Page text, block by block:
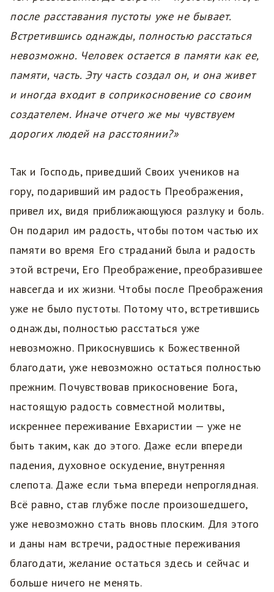
после расставания пустоты уже не бывает.
Встретившись однажды, полностью расстаться
невозможно. Человек остается в памяти как ее,
памяти, часть. Эту часть создал он, и она живет
и иногда входит в соприкосновение со своим
создателем. Иначе отчего же мы чувствуем
дорогих людей на расстоянии?»
Так и Господь, приведший Своих учеников на
гору, подаривший им радость Преображения,
привел их, видя приближающуюся разлуку и боль.
Он подарил им радость, чтобы потом частью их
памяти во время Его страданий была и радость
этой встречи, Его Преображение, преобразившее
навсегда и их жизни. Чтобы после Преображения
уже не было пустоты. Потому что, встретившись
однажды, полностью расстаться уже
невозможно. Прикоснувшись к Божественной
благодати, уже невозможно остаться полностью
прежним. Почувствовав прикосновение Бога,
настоящую радость совместной молитвы,
искреннее переживание Евхаристии — уже не
быть таким, как до этого. Даже если впереди
падения, духовное оскудение, внутренняя
слепота. Даже если тьма впереди непроглядная.
Всё равно, став глубже после произошедшего,
уже невозможно стать вновь плоским. Для этого
и даны нам встречи, радостные переживания
благодати, желание остаться здесь и сейчас и
больше ничего не менять.